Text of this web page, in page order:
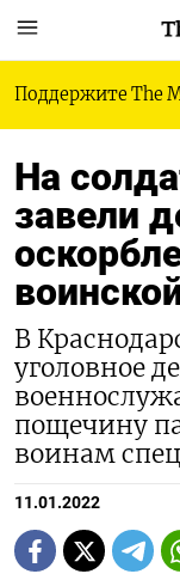
Поддержите The
На
завели
В
уголовное
пощечину
воинам
11.01.2022